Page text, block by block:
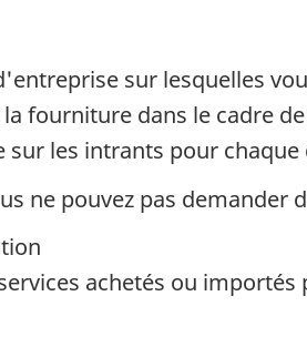
sur lesquelles
fourniture dans le cadre
les intrants pour chaque
ne pouvez pas
achetés ou